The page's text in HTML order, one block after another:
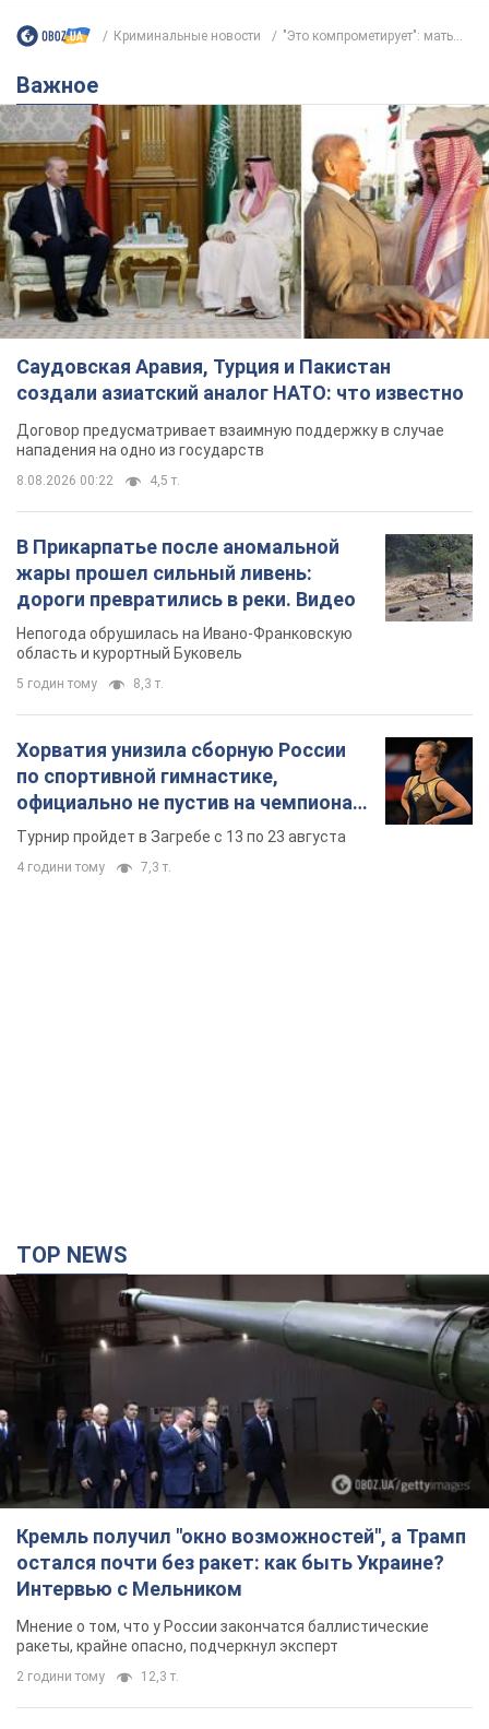
создали азиатский аналог НАТО: что известно
Договор предусматривает взаимную поддержку в случае
нападения на одно из государств
8.08.2026 00:22 4,5 т.
В Прикарпатье после аномальной
жары прошел сильный ливень:
дороги превратились в реки. Видео
Непогода обрушилась на Ивано-Франковскую
5 годин тому 8,3 т.
Хорватия унизила сборную России
по спортивной гимнастике,
4 години тому
остался почти без ракет: как быть Украине?
Интервью с Мельником
Мнение о том, что у России закончатся баллистические
ракеты, крайне опасно, подчеркнул эксперт
2 години тому
"Всё горело": очевидица рассказала о гибели 3-
летнего мальчика и его родных в результате
атаки РФ на Киевскую область. Видео и фото
Вечная память жертвам российского террора
2,3 т.
В Германии фиксировали дроны над базой, где
ремонтируют системы Patriot – Tagesschau
Служба охраны зафиксировала шесть пролетов БПЛА
2 години тому 1,8 т.